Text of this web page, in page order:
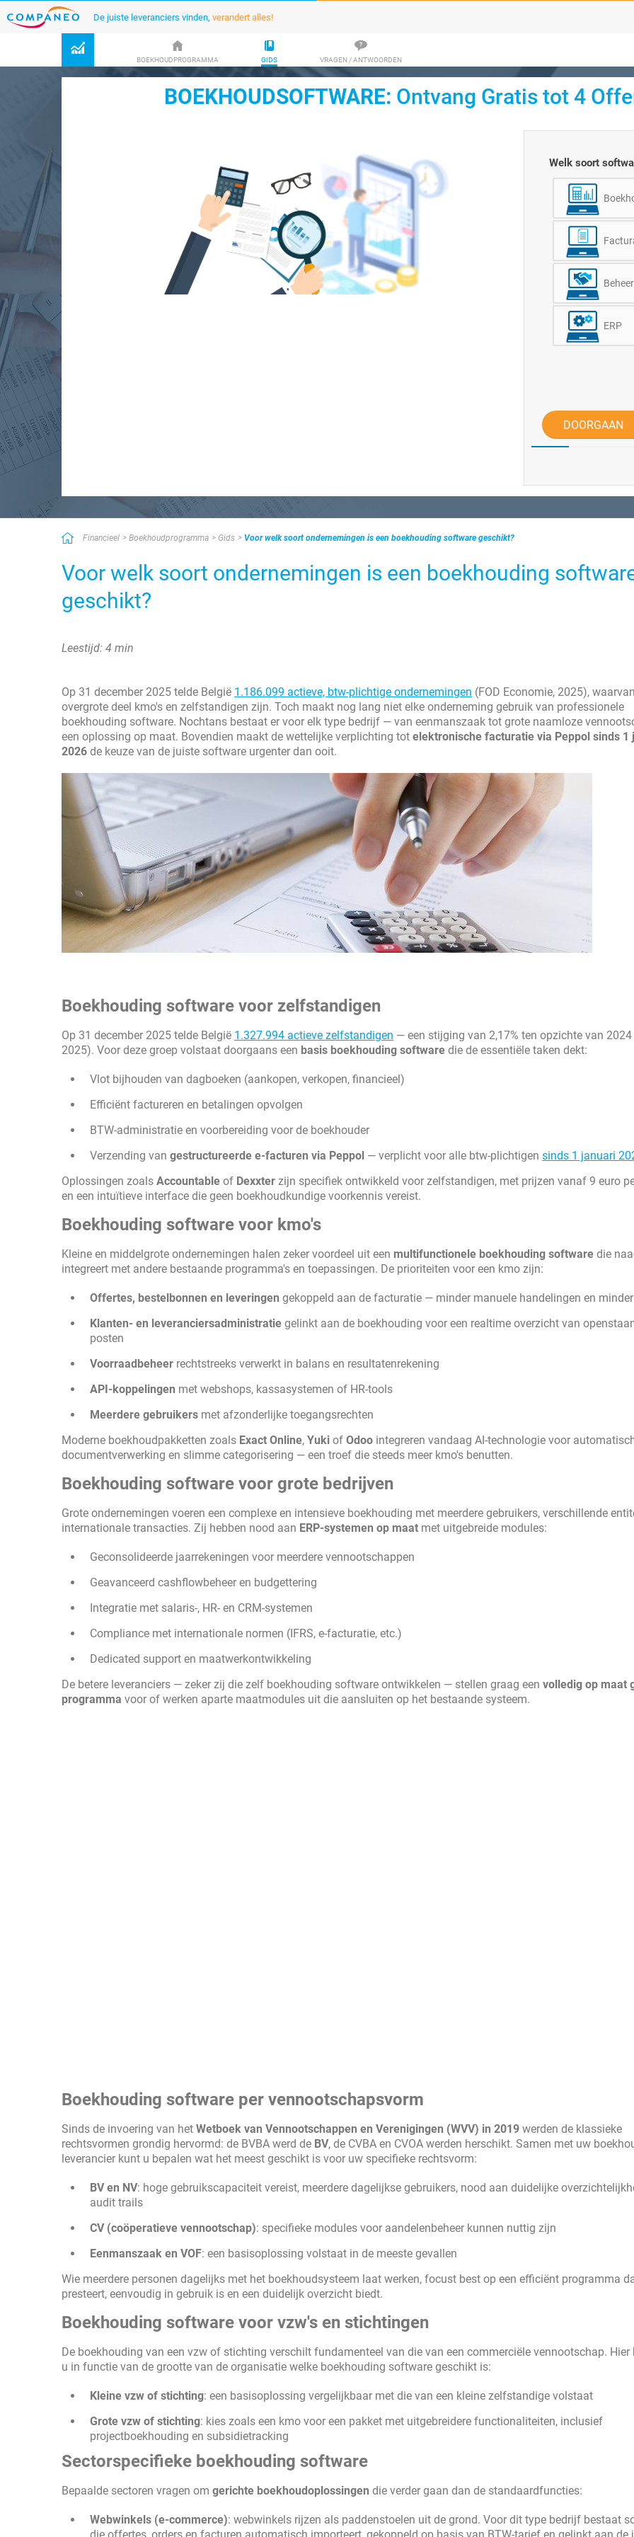
De juiste leveranciers vinden, verandert alles!
BOEKHOUDPROGRAMMA GIDS VRAGEN / ANTWOORDEN
BOEKHOUDSOFTWARE: Ontvang Gratis tot 4
Welk soort
ERP
DOORGAAN
Financieel Boekhoudprogramma Gids Voor welk soort ondernemingen is een boekhouding software geschikt?
Voor welk soort ondernemingen is een boekhouding
geschikt?
Leestijd: 4 min
Op 31 december 2025 telde België 1.186.099 actieve, btw-plichtige ondernemingen (FOD Economie, 2025),
overgrote deel kmo's en zelfstandigen zijn. Toch maakt nog lang niet elke onderneming gebruik van professionele
boekhouding software. Nochtans bestaat er voor elk type bedrijf — van eenmanszaak tot grote naamloze
een oplossing op maat. Bovendien maakt de wettelijke verplichting tot elektronische facturatie via Peppol sinds 1
2026 de keuze van de juiste software urgenter dan ooit.
Boekhouding software voor zelfstandigen
Op 31 december 2025 telde België 1.327.994 actieve zelfstandigen — een stijging van 2,17% ten opzichte van 2024
2025). Voor deze groep volstaat doorgaans een basis boekhouding software die de essentiële taken dekt:
Vlot bijhouden van dagboeken (aankopen, verkopen, financieel)
Efficiënt factureren en betalingen opvolgen
BTW-administratie en voorbereiding voor de boekhouder
Verzending van gestructureerde e-facturen via Peppol — verplicht voor alle btw-plichtigen sinds 1 januari
Oplossingen zoals Accountable of Dexxter zijn specifiek ontwikkeld voor zelfstandigen, met prijzen vanaf 9 euro
en een intuïtieve interface die geen boekhoudkundige voorkennis vereist.
Boekhouding software voor kmo's
Kleine en middelgrote ondernemingen halen zeker voordeel uit een multifunctionele boekhouding software die
integreert met andere bestaande programma's en toepassingen. De prioriteiten voor een kmo zijn:
Offertes, bestelbonnen en leveringen gekoppeld aan de facturatie — minder manuele handelingen en
Klanten- en leveranciersadministratie gelinkt aan de boekhouding voor een realtime overzicht van
posten
Voorraadbeheer rechtstreeks verwerkt in balans en resultatenrekening
API-koppelingen met webshops, kassasystemen of HR-tools
Meerdere gebruikers met afzonderlijke toegangsrechten
Moderne boekhoudpakketten zoals Exact Online, Yuki of Odoo integreren vandaag AI-technologie voor
documentverwerking en slimme categorisering — een troef die steeds meer kmo's benutten.
Boekhouding software voor grote bedrijven
Grote ondernemingen voeren een complexe en intensieve boekhouding met meerdere gebruikers, verschillende
internationale transacties. Zij hebben nood aan ERP-systemen op maat met uitgebreide modules:
Geconsolideerde jaarrekeningen voor meerdere vennootschappen
Geavanceerd cashflowbeheer en budgettering
Integratie met salaris-, HR- en CRM-systemen
Compliance met internationale normen (IFRS, e-facturatie, etc.)
Dedicated support en maatwerkontwikkeling
De betere leveranciers — zeker zij die zelf boekhouding software ontwikkelen — stellen graag een volledig op maat
programma voor of werken aparte maatmodules uit die aansluiten op het bestaande systeem.
Boekhouding software per vennootschapsvorm
Sinds de invoering van het Wetboek van Vennootschappen en Verenigingen (WVV) in 2019 werden de klassieke
rechtsvormen grondig hervormd: de BVBA werd de BV, de CVBA en CVOA werden herschikt. Samen met uw
leverancier kunt u bepalen wat het meest geschikt is voor uw specifieke rechtsvorm:
BV en NV: hoge gebruikscapaciteit vereist, meerdere dagelijkse gebruikers, nood aan duidelijke
audit trails
CV (coöperatieve vennootschap): specifieke modules voor aandelenbeheer kunnen nuttig zijn
Eenmanszaak en VOF: een basisoplossing volstaat in de meeste gevallen
Wie meerdere personen dagelijks met het boekhoudsysteem laat werken, focust best op een efficiënt programma
presteert, eenvoudig in gebruik is en een duidelijk overzicht biedt.
Boekhouding software voor vzw's en stichtingen
De boekhouding van een vzw of stichting verschilt fundamenteel van die van een commerciële vennootschap. Hier
u in functie van de grootte van de organisatie welke boekhouding software geschikt is:
Kleine vzw of stichting: een basisoplossing vergelijkbaar met die van een kleine zelfstandige volstaat
Grote vzw of stichting: kies zoals een kmo voor een pakket met uitgebreidere functionaliteiten, inclusief
projectboekhouding en subsidietracking
Sectorspecifieke boekhouding software
Bepaalde sectoren vragen om gerichte boekhoudoplossingen die verder gaan dan de standaardfuncties:
Webwinkels (e-commerce): webwinkels rijzen als paddenstoelen uit de grond. Voor dit type bedrijf bestaat